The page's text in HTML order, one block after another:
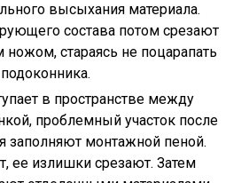
высыхания материала.
состава потом срезают
стараясь не поцарапать
в пространстве между
проблемный участок после
заполняют монтажной пеной.
ее излишки срезают. Затем